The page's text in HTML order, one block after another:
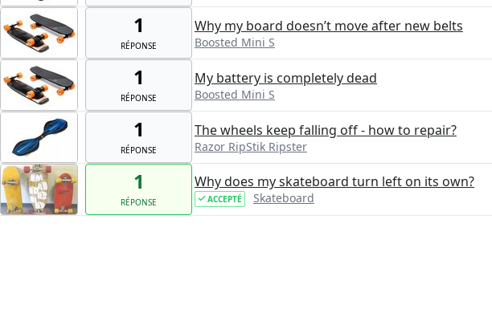
1
RÉPONSE
Why my board doesn’t move after new belts
Boosted Mini S
1
RÉPONSE
My battery is completely dead
Boosted Mini S
1
RÉPONSE
The wheels keep falling off - how to repair?
Razor RipStik Ripster
1
RÉPONSE
Why does my skateboard turn left on its own?
ACCEPTÉ Skateboard